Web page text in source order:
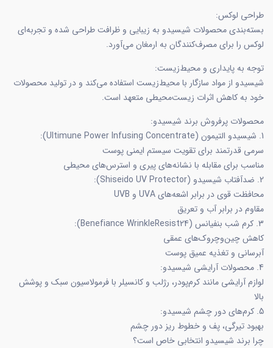
طراحی لوکس:
بسته‌بندی محصولات شیسیدو به زیبایی و ظرافت طراحی شده و تجربه‌ای
لوکس را برای مصرف‌کنندگان به ارمغان می‌آورد.
توجه به پایداری و محیط‌زیست:
شیسیدو از مواد سازگار با محیط‌زیست استفاده می‌کند و در تولید محصولات
خود به کاهش اثرات زیست‌محیطی متعهد است.
محصولات پرفروش برند شیسیدو:
1. شیسیدو التیمون (Ultimune Power Infusing Concentrate):
سرمی قدرتمند برای تقویت سیستم ایمنی پوست
مناسب برای مقابله با نشانه‌های پیری و استرس‌های محیطی
2. ضدآفتاب شیسیدو (Shiseido UV Protector):
محافظت قوی در برابر اشعه‌های UVA و UVB
مقاوم در برابر آب و تعریق
3. کرم شب بنفیانس (Benefiance WrinkleResist24):
کاهش چین‌وچروک‌های عمقی
آبرسانی و تغذیه عمیق پوست
4. محصولات آرایشی شیسیدو:
لوازم آرایشی مانند کرم‌پودر، رژلب و کانسیلر با فرمولاسیون سبک و پوشش
بالا
5. کرم‌های دور چشم شیسیدو:
بهبود تیرگی، پف و خطوط ریز دور چشم
چرا برند شیسیدو انتخابی خاص است؟